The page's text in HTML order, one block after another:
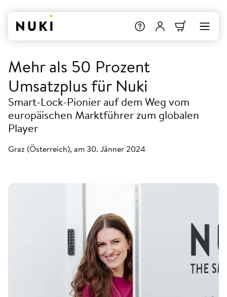
Mehr als 50 Prozent
Umsatzplus für Nuki
Smart-Lock-Pionier auf dem Weg vom
europäischen Marktführer zum globalen
Player
Graz (Österreich), am 30. Jänner 2024